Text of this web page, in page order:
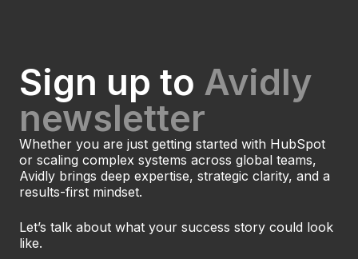
Sign up to Avidly
newsletter
Whether you are just getting started with HubSpot
or scaling complex systems across global teams,
Avidly brings deep expertise, strategic clarity, and a
results-first mindset.
Let’s talk about what your success story could look
like.